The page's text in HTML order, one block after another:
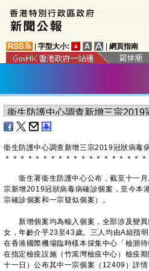
字型大小: 網頁指南
衞生防護中心調查新增三宗2019冠狀病毒
＊ ＊ ＊ ＊ ＊ ＊ ＊ ＊ ＊ ＊ ＊ ＊ ＊ ＊ ＊ ＊ ＊ ＊ ＊
衞生署衞生防護中心公布，截至十一月
宗新增2019冠狀病毒病確診個案，至今本
宗確診個案和一宗疑似個案）。
新增個案均為輸入個案，全部涉及變異
女，年齡介乎23至43歲。三人均由A組指
在香港國際機場臨時樣本採集中心「檢測
在指定檢疫設施（竹篙灣檢疫中心）檢疫
十一日）公布其中一宗個案（12409）詳情